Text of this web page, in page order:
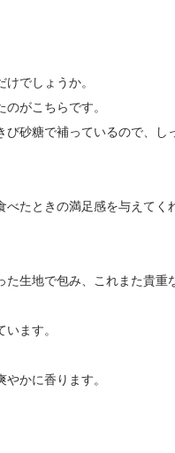
でしょうか。
がこちらです。
砂糖で補っているので、し
たときの満足感を与えてく
生地で包み、これまた貴重
ます。
かに香ります。